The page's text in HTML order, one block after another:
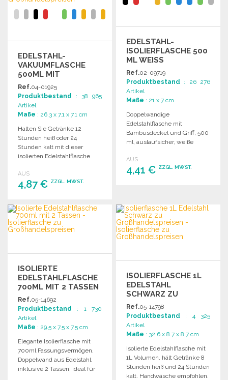
EDELSTAHL-
VAKUUMFLASCHE
500ML MIT
KUPFERISOLIERUNG
Ref.04-01925
Produktbestand : 38 965
Artikel
Maße : 26.3 x 7.1 x 7.1 cm
Halten Sie Getränke 12
Stunden heiß oder 24
Stunden kalt mit dieser
isolierten Edelstahlflasche
AUS
4,87 € ZZGL. MWST.
BESTELLEN
Angebot anfordern
EDELSTAHL-
ISOLIERFLASCHE 500
ML WEISS
Ref.02-09719
Produktbestand : 26 276
Artikel
Maße : 21 x 7 cm
Doppelwandige
Edelstahlflasche mit
Bambusdeckel und Griff, 500
ml, auslaufsicher, weiße
geeignet.
AUS
4,41 € ZZGL. MWST.
Angebot anfordern
ISOLIERTE
EDELSTAHLFLASCHE
700ML MIT 2 TASSEN
Ref.05-14692
Produktbestand : 1 730
Artikel
Maße : 29.5 x 7.5 x 7.5 cm
Elegante Isolierflasche mit
700ml Fassungsvermögen,
Doppelwand aus Edelstahl,
inklusive 2 Tassen, ideal für
ISOLIERFLASCHE 1L
EDELSTAHL
SCHWARZ ZU
GROSSHANDELSPREISEN
Ref.05-14798
Produktbestand : 4 325
Artikel
Maße : 32.6 x 8.7 x 8.7 cm
Isolierte Edelstahlflasche mit
1L Volumen, hält Getränke 8
Stunden heiß und 24 Stunden
kalt. Handwäsche empfohlen.